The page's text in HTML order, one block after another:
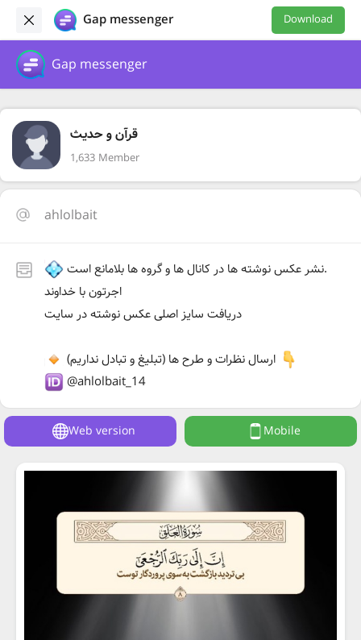
Gap messenger Download
Gap messenger
قرآن و حدیث
1,633 Member
ahlolbait
نشر عکس نوشته ها در کانال ها و گروه ها بلامانع است.
اجرتون با خداوند
دریافت سایز اصلی عکس نوشته در سایت
@ahlolbait_14
Web version Mobile